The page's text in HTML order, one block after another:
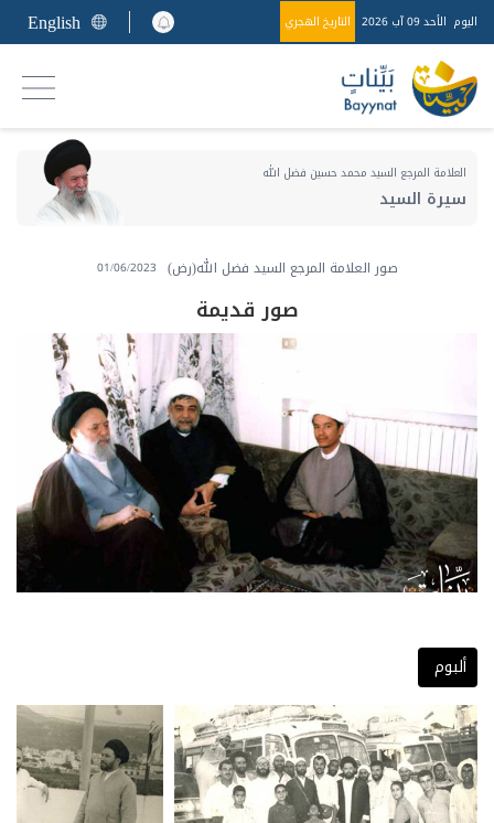
اليوم الأحد 09 آب 2026 التاريخ الهجري English
العلامة المرجع السيد محمد حسين فضل الله
سيرة السيد
صور العلامة المرجع السيد فضل الله(رض) 01/06/2023
صور قديمة
ألبوم